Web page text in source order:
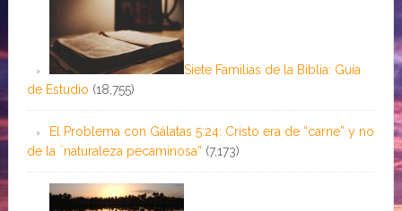
Siete Familias de la Biblia: Guía
de Estudio (18,755)
El Problema con Gálatas 5:24: Cristo era de “carne” y no
de la ¨naturaleza pecaminosa” (7,173)